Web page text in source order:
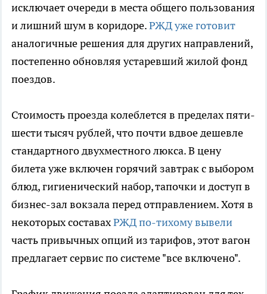
исключает очереди в места общего пользования
и лишний шум в коридоре.РЖД уже готовит
аналогичные решения для других направлений,
постепенно обновляя устаревший жилой фонд
поездов.
Стоимость проезда колеблется в пределах пяти-
шести тысяч рублей, что почти вдвое дешевле
стандартного двухместного люкса. В цену
билета уже включен горячий завтрак с выбором
блюд, гигиенический набор, тапочки и доступ в
бизнес-зал вокзала перед отправлением. Хотя в
некоторых составахРЖД по-тихому вывели
часть привычных опций из тарифов, этот вагон
предлагает сервис по системе "все включено".